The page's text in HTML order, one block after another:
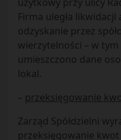
Firma uległa
odzyskanie przez
wierzytelności – w
umieszczono dane
lokal.
– przeksięgowanie
Zarząd Spółdzielni
przeksięgowanie kwot